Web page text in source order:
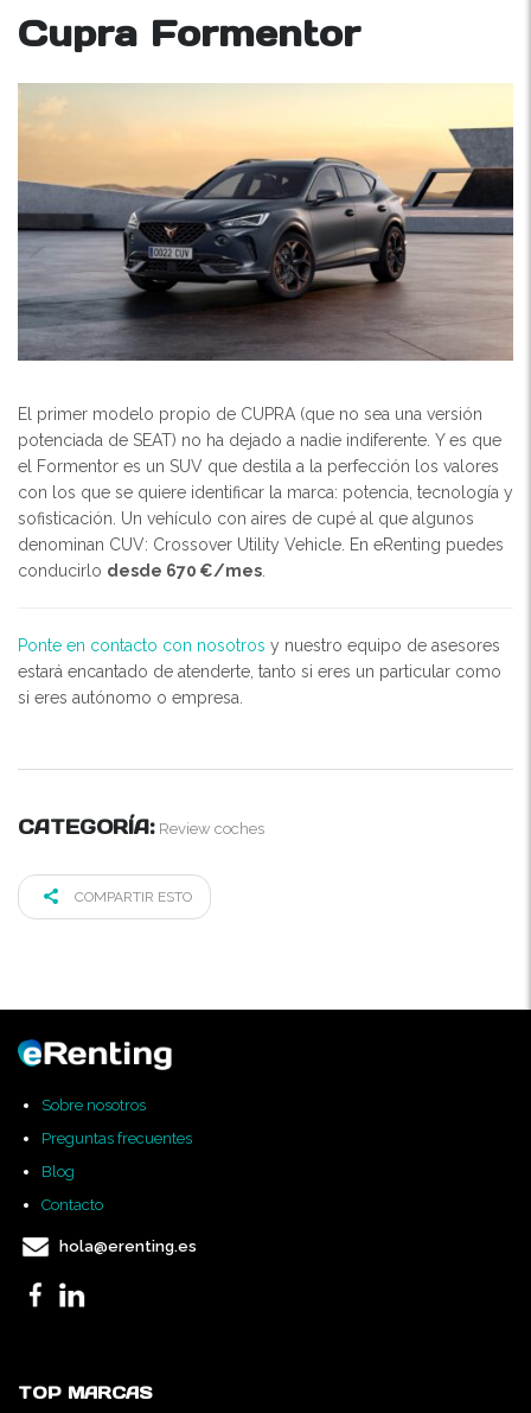
Cupra Formentor
El primer modelo propio de CUPRA (que no sea una versión
potenciada de SEAT) no ha dejado a nadie indiferente. Y es que
el Formentor es un SUV que destila a la perfección los valores
con los que se quiere identificar la marca: potencia, tecnología y
sofisticación. Un vehículo con aires de cupé al que algunos
denominan CUV: Crossover Utility Vehicle. En eRenting puedes
conducirlo desde 670 €/mes.
Ponte en contacto con nosotros y nuestro equipo de asesores
estará encantado de atenderte, tanto si eres un particular como
si eres autónomo o empresa.
CATEGORÍA: Review coches
COMPARTIR ESTO
Sobre nosotros
Preguntas frecuentes
Blog
Contacto
hola@erenting.es
TOP MARCAS